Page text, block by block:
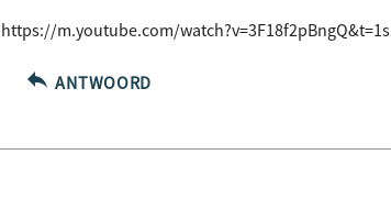
https://m.youtube.com/watch?v=3F18f2pBngQ&t=1s
ANTWOORD